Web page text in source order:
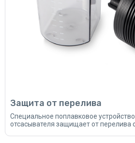
Защита от перелива
Специальное поплавковое
отсасывателя защищает от перелива